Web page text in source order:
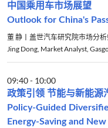
中国乘用车市场展望
Outlook for China's
董 静丨盖世汽车研究院市场分
Jing Dong, Market Analyst,
09:40- 10:00
政策引领 节能与新能源
Policy-Guided
Energy-Saving and